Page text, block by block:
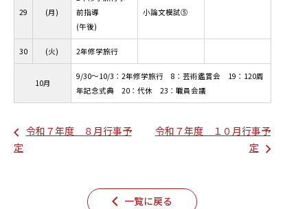
29 (月)
前指導
(午後)
小論文模試⑤
30 (火) 2年修学旅行
10月
9/30～10/3：2年修学旅行 8：芸術鑑賞会 19：120周
年記念式典 20：代休 23：職員会議
令和７年度 ８月行事予
定
令和７年度 １０月行事予
定
一覧に戻る